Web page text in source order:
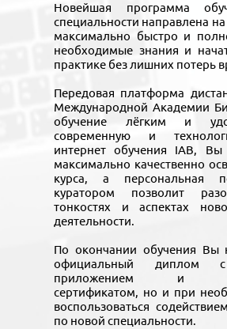
Новейшая программа
специальности направлена
максимально быстро и
необходимые знания и
практике без лишних потерь
Передовая платформа
Международной Академии
обучение лёгким и
современную и
интернет обучения IAB,
максимально качественно
курса, а персональная
куратором позволит
тонкостях и аспектах
деятельности.
По окончании обучения Вы
официальный диплом с
приложением и
сертификатом, но и при
воспользоваться
по новой специальности.